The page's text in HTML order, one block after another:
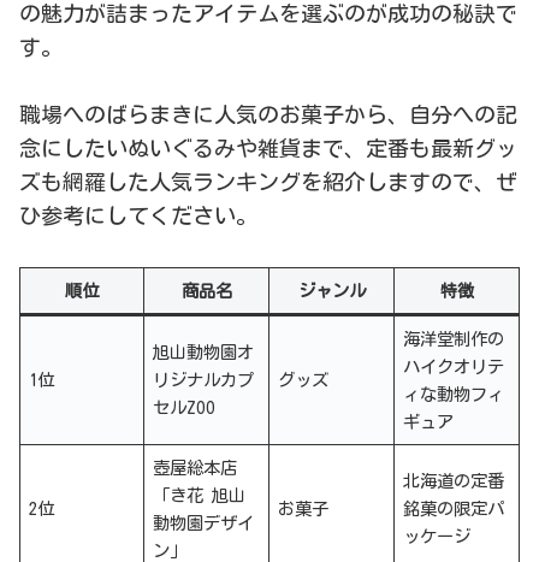
の魅力が詰まったアイテムを選ぶのが成功の秘訣で
す。
職場へのばらまきに人気のお菓子から、自分への記
念にしたいぬいぐるみや雑貨まで、定番も最新グッ
ズも網羅した人気ランキングを紹介しますので、ぜ
ひ参考にしてください。
順位 商品名 ジャンル 特徴
1位
旭山動物園オ
リジナルカプ
セルZOO
グッズ
海洋堂制作の
ハイクオリテ
ィな動物フィ
ギュア
2位
壺屋総本店
「き花 旭山
動物園デザイ
ン」
お菓子
北海道の定番
銘菓の限定パ
ッケージ